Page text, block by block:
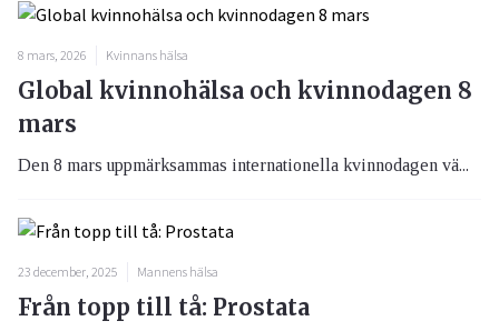
8 mars, 2026 Kvinnans hälsa
Global kvinnohälsa och kvinnodagen 8
mars
Den 8 mars uppmärksammas internationella kvinnodagen vä...
23 december, 2025 Mannens hälsa
Från topp till tå: Prostata